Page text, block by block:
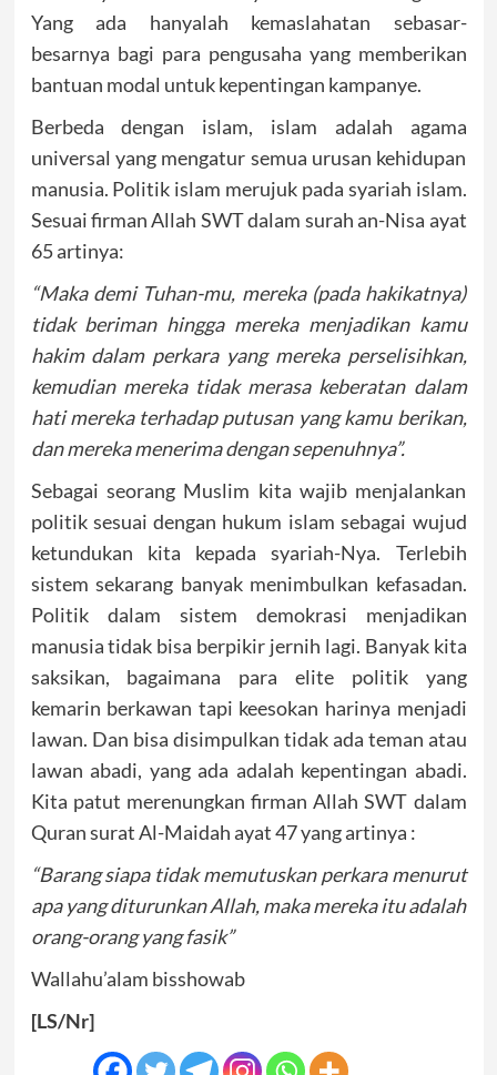
Yang ada hanyalah kemaslahatan sebasar-
besarnya bagi para pengusaha yang memberikan
bantuan modal untuk kepentingan kampanye.
Berbeda dengan islam, islam adalah agama
universal yang mengatur semua urusan kehidupan
manusia. Politik islam merujuk pada syariah islam.
Sesuai firman Allah SWT dalam surah an-Nisa ayat
65 artinya:
“Maka demi Tuhan-mu, mereka (pada hakikatnya)
tidak beriman hingga mereka menjadikan kamu
hakim dalam perkara yang mereka perselisihkan,
kemudian mereka tidak merasa keberatan dalam
hati mereka terhadap putusan yang kamu berikan,
dan mereka menerima dengan sepenuhnya”.
Sebagai seorang Muslim kita wajib menjalankan
politik sesuai dengan hukum islam sebagai wujud
ketundukan kita kepada syariah-Nya. Terlebih
sistem sekarang banyak menimbulkan kefasadan.
Politik dalam sistem demokrasi menjadikan
manusia tidak bisa berpikir jernih lagi. Banyak kita
saksikan, bagaimana para elite politik yang
kemarin berkawan tapi keesokan harinya menjadi
lawan. Dan bisa disimpulkan tidak ada teman atau
lawan abadi, yang ada adalah kepentingan abadi.
Kita patut merenungkan firman Allah SWT dalam
Quran surat Al-Maidah ayat 47 yang artinya :
“Barang siapa tidak memutuskan perkara menurut
apa yang diturunkan Allah, maka mereka itu adalah
orang-orang yang fasik”
Wallahu’alam bisshowab
[LS/Nr]